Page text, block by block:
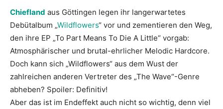
Chiefland aus Göttingen legen ihr langerwartetes
Debütalbum „Wildflowers“ vor und zementieren den Weg,
den ihre EP „To Part Means To Die A Little“ vorgab:
Atmosphärischer und brutal-ehrlicher Melodic Hardcore.
Doch kann sich „Wildflowers“ aus dem Wust der
zahlreichen anderen Vertreter des „The Wave“-Genre
abheben? Spoiler: Definitiv!
Aber das ist im Endeffekt auch nicht so wichtig, denn viel